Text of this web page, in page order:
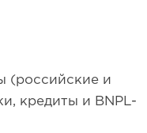
(российские и
кредиты и BNPL-